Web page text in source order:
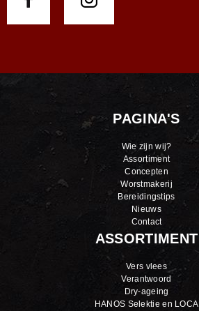
PAGINA'S
Wie zijn wij?
Assortiment
Concepten
Worstmakerij
Bereidingstips
Nieuws
Contact
ASSORTIMENT
Vers vlees
Verantwoord
Dry-ageing
HANOS Selektie en LOCA